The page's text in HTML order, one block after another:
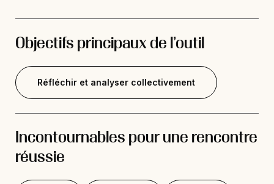
Objectifs principaux de l’outil
Réfléchir et analyser collectivement
Incontournables pour une rencontre
réussie